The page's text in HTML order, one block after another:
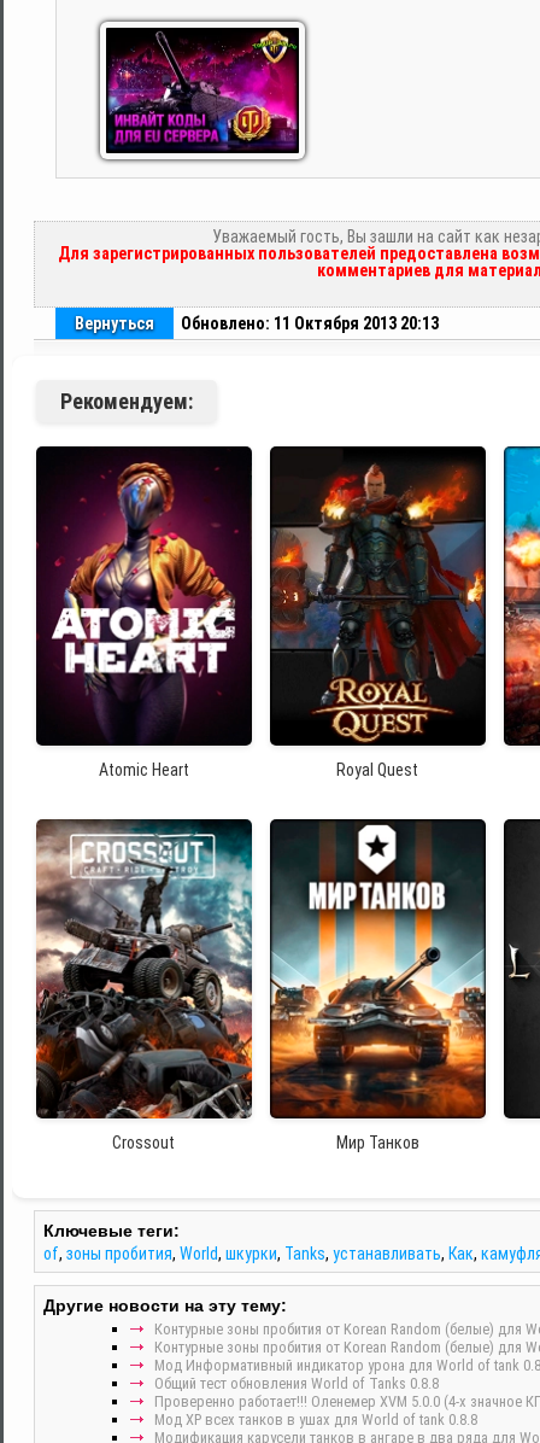
Уважаемый гость, Вы зашли на сайт как
Для зарегистрированных пользователей предоставлена
комментариев для
Вернуться Обновлено: 11 Октября 2013 20:13
Рекомендуем:
Atomic Heart Royal Quest
Crossout Мир Танков
Ключевые теги:
of, зоны пробития, World, шкурки, Tanks, устанавливать, Как,
Другие новости на эту тему:
Контурные зоны пробития от Korean Random (белые) для
Контурные зоны пробития от Korean Random (белые) для
Мод Информативный индикатор урона для World of tank
Общий тест обновления World of Tanks 0.8.8
Проверенно работает!!! Оленемер XVM 5.0.0 (4-х значное
Мод ХР всех танков в ушах для World of tank 0.8.8
Модификация карусели танков в ангаре в два ряда для